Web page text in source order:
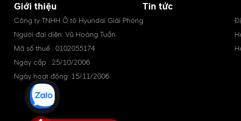
Giới thiệu Tin tức
Công ty TNHH Ô tô Hyundai Giải Phóng
Người đại diện: Vũ Hoàng Tuấn
Mã số thuế : 0102055174
Ngày cấp : 25/10/2006
Ngày hoạt động: 15/11/2006